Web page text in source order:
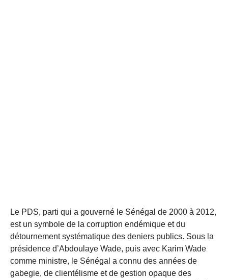
Le PDS, parti qui a gouverné le Sénégal de 2000 à 2012,
est un symbole de la corruption endémique et du
détournement systématique des deniers publics. Sous la
présidence d’Abdoulaye Wade, puis avec Karim Wade
comme ministre, le Sénégal a connu des années de
gabegie, de clientélisme et de gestion opaque des